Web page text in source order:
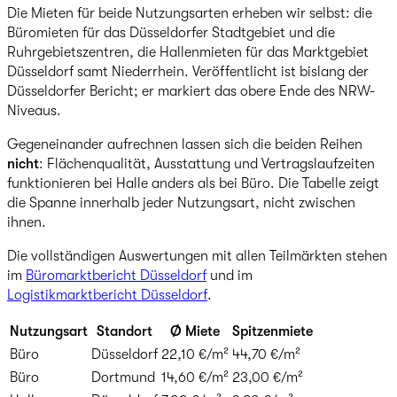
Die Mieten für beide Nutzungsarten erheben wir selbst: die
Büromieten für das Düsseldorfer Stadtgebiet und die
Ruhrgebietszentren, die Hallenmieten für das Marktgebiet
Düsseldorf samt Niederrhein. Veröffentlicht ist bislang der
Düsseldorfer Bericht; er markiert das obere Ende des NRW-
Niveaus.
Gegeneinander aufrechnen lassen sich die beiden Reihen
nicht: Flächenqualität, Ausstattung und Vertragslaufzeiten
funktionieren bei Halle anders als bei Büro. Die Tabelle zeigt
die Spanne innerhalb jeder Nutzungsart, nicht zwischen
ihnen.
Die vollständigen Auswertungen mit allen Teilmärkten stehen
im Büromarktbericht Düsseldorfund im
Logistikmarktbericht Düsseldorf.
Nutzungsart Standort Ø Miete
Spitzenmiete
Büro
Düsseldorf 22,10 €/m² 44,70 €/m²
Büro
Dortmund 14,60 €/m² 23,00 €/m²